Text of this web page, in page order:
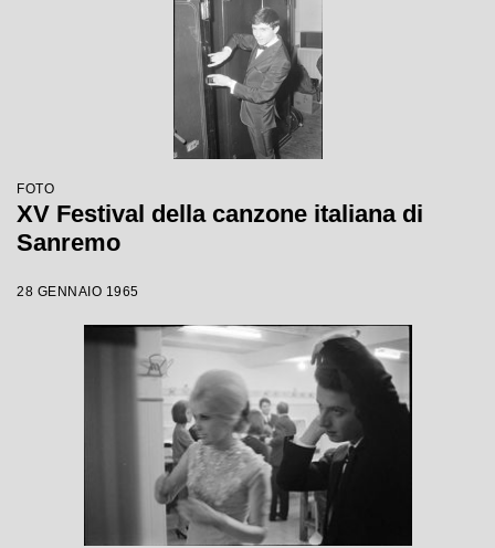
FOTO
XV Festival della canzone italiana di
Sanremo
28 GENNAIO 1965